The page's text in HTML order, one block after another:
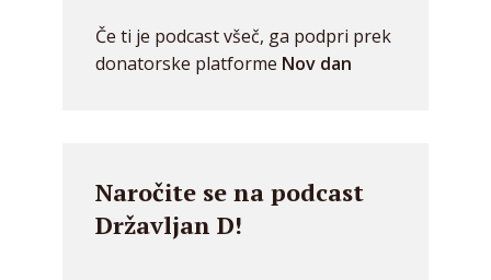
Če ti je podcast všeč, ga podpri prek
donatorske platforme Nov dan
Naročite se na podcast
Državljan D!